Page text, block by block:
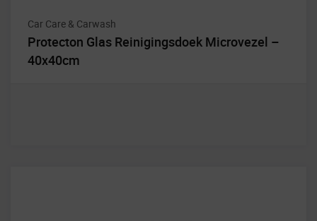
Car Care & Carwash
Protecton Glas Reinigingsdoek Microvezel –
40x40cm